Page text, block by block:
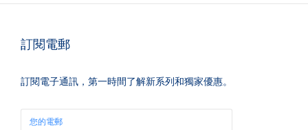
訂閱電郵
訂閱電子通訊，第一時間了解新系列和獨家優惠。